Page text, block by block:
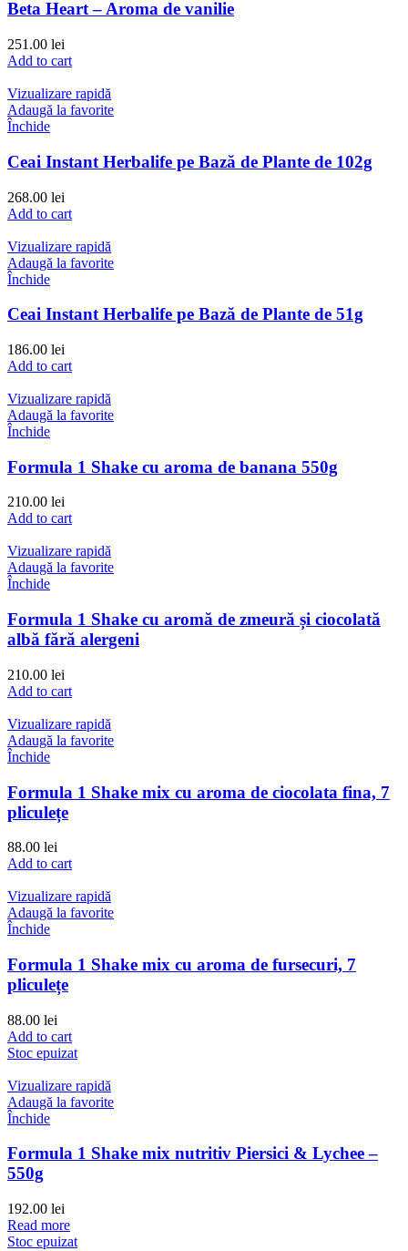
Beta Heart – Aroma de vanilie
251.00 lei
Add to cart
Vizualizare rapidă
Adaugă la favorite
Închide
Ceai Instant Herbalife pe Bază de Plante de 102g
268.00 lei
Add to cart
Vizualizare rapidă
Adaugă la favorite
Închide
Ceai Instant Herbalife pe Bază de Plante de 51g
186.00 lei
Add to cart
Vizualizare rapidă
Adaugă la favorite
Închide
Formula 1 Shake cu aroma de banana 550g
210.00 lei
Add to cart
Vizualizare rapidă
Adaugă la favorite
Închide
Formula 1 Shake cu aromă de zmeură și ciocolată
albă fără alergeni
210.00 lei
Add to cart
Vizualizare rapidă
Adaugă la favorite
Închide
Formula 1 Shake mix cu aroma de ciocolata fina, 7
pliculețe
88.00 lei
Add to cart
Vizualizare rapidă
Adaugă la favorite
Închide
Formula 1 Shake mix cu aroma de fursecuri, 7
pliculețe
88.00 lei
Add to cart
Stoc epuizat
Vizualizare rapidă
Adaugă la favorite
Închide
Formula 1 Shake mix nutritiv Piersici & Lychee –
550g
192.00 lei
Read more
Stoc epuizat